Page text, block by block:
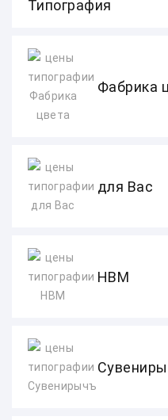
Типография
Фабрика
для Вас
НВМ